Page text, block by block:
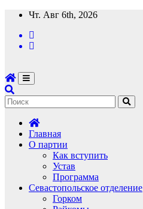
Перейти
содержимому
Чт. Авг 6th, 2026
Главная
О партии
Как вступить
Устав
Программа
Севастопольское отделение
Горком